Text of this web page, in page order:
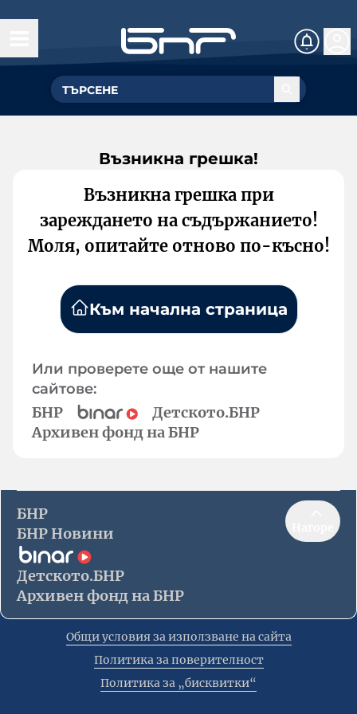
Възникна грешка!
Възникна грешка при
зареждането на съдържанието!
Моля, опитайте отново по-късно!
Към начална страница
Или проверете още от нашите
сайтове:
БНР
Детското.БНР
Архивен фонд на БНР
БНР
БНР Новини
Детското.БНР
Архивен фонд на БНР
Общи условия за използване на сайта
Политика за поверителност
Политика за „бисквитки“